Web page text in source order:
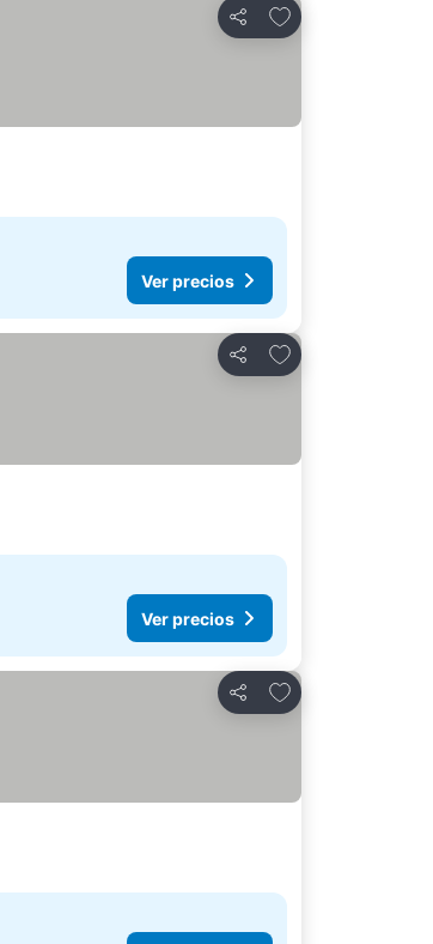
Compartir
Agregar a favoritos
Ver precios
Compartir
Agregar a favoritos
Ver precios
Compartir
Agregar a favoritos